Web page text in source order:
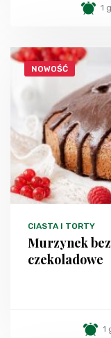
1
NOWOŚĆ
CIASTA I TORTY
Murzynek
czekoladowe
1